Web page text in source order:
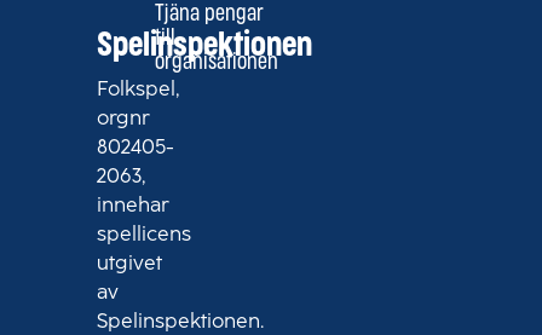
Spelinspektionen
Folkspel,
orgnr
802405-
2063,
innehar
spellicens
utgivet
av
Spelinspektionen.
Tjäna pengar
till
organisationen